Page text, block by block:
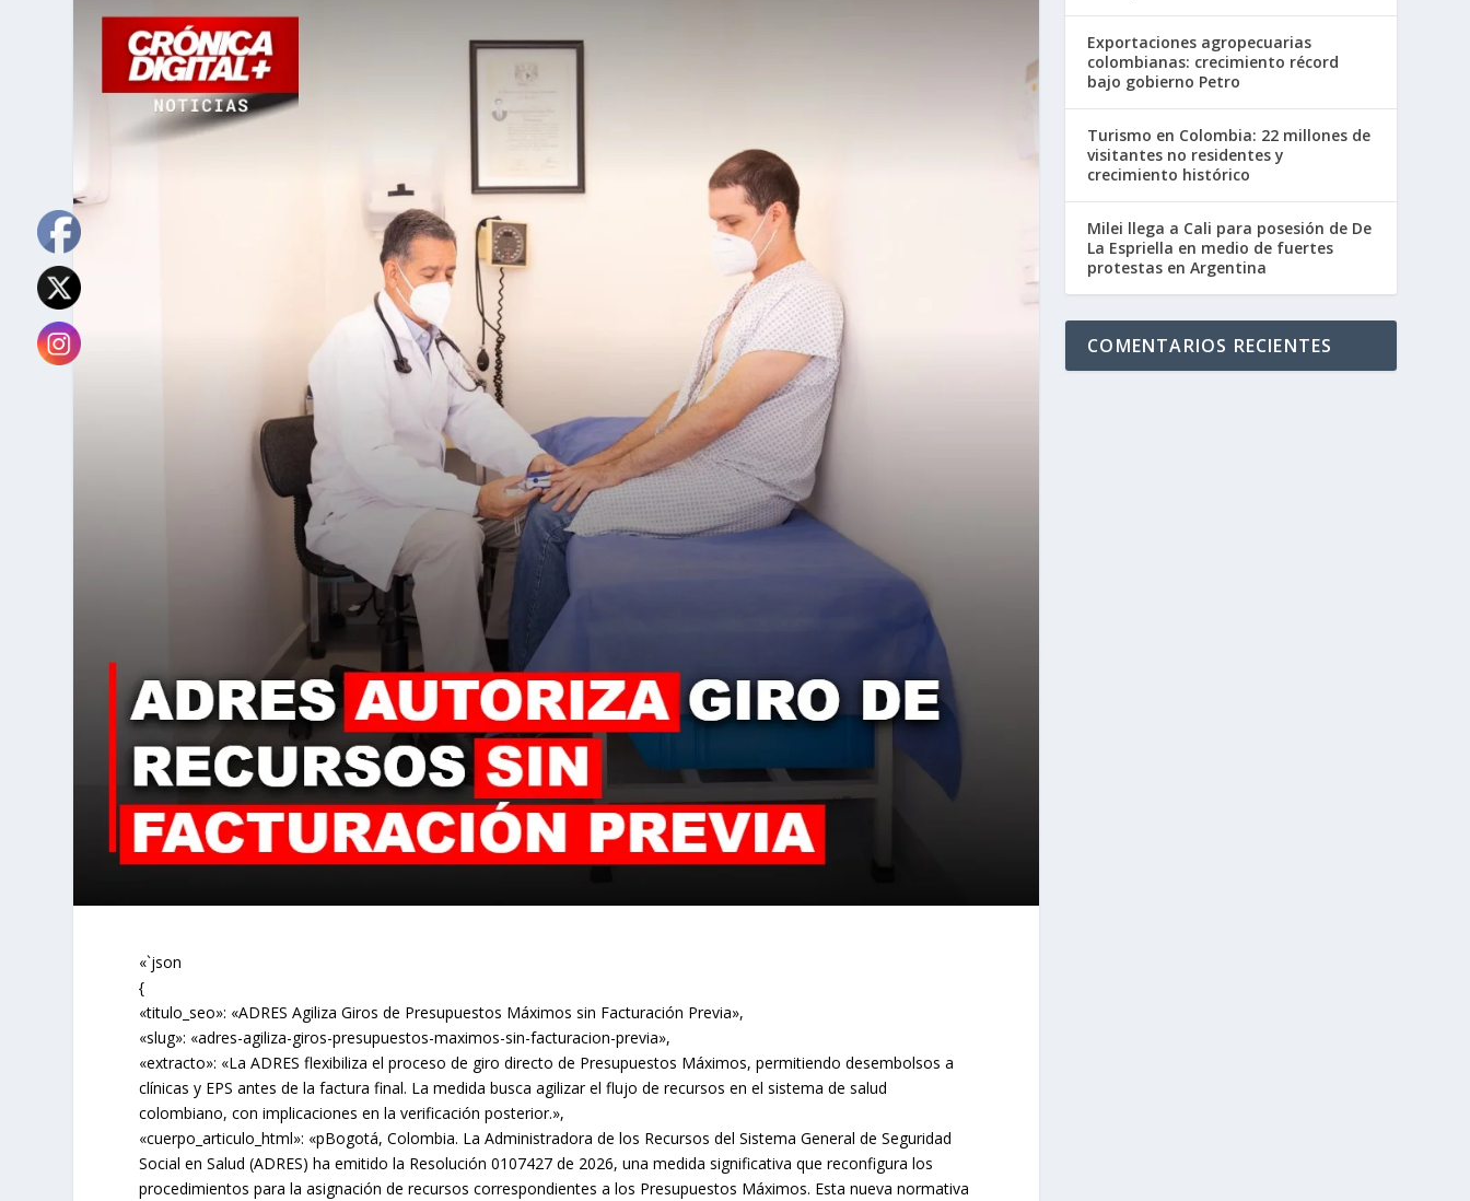
«`json
{
«titulo_seo»: «ADRES Agiliza Giros de Presupuestos Máximos sin Facturación Previa»,
«slug»: «adres-agiliza-giros-presupuestos-maximos-sin-facturacion-previa»,
«extracto»: «La ADRES flexibiliza el proceso de giro directo de Presupuestos Máximos, permitiendo desembolsos a
clínicas y EPS antes de la factura final. La medida busca agilizar el flujo de recursos en el sistema de salud
colombiano, con implicaciones en la verificación posterior.»,
«cuerpo_articulo_html»: «pBogotá, Colombia. La Administradora de los Recursos del Sistema General de Seguridad
Social en Salud (ADRES) ha emitido la Resolución 0107427 de 2026, una medida significativa que reconfigura los
procedimientos para la asignación de recursos correspondientes a los Presupuestos Máximos. Esta nueva normativa
Exportaciones agropecuarias
colombianas: crecimiento récord
bajo gobierno Petro
Turismo en Colombia: 22 millones de
visitantes no residentes y
crecimiento histórico
Milei llega a Cali para posesión de De
La Espriella en medio de fuertes
protestas en Argentina
COMENTARIOS RECIENTES